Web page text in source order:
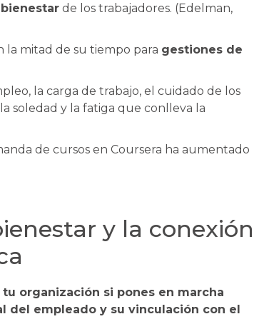
de los trabajadores. (Edelman,
la mitad de su tiempo para gestiones de
la carga de trabajo, el cuidado de los
soledad y la fatiga que conlleva la
de cursos en Coursera ha aumentado
y la conexión
organización si pones en marcha
del empleado y su vinculación con el